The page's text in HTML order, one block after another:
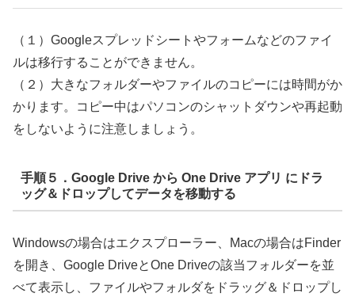
（１）Googleスプレッドシートやフォームなどのファイ
ルは移⾏することができません。
（２）⼤きなフォルダーやファイルのコピーには時間がか
かります。コピー中はパソコンのシャットダウンや再起動
をしないように注意しましょう。
手順５．GoogleDrive から One Drive アプリ にドラ
ッグ＆ドロップしてデータを移動する
Windowsの場合はエクスプローラー、Macの場合はFinder
を開き、Google DriveとOne Driveの該当フォルダーを並
べて表示し、ファイルやフォルダをドラッグ＆ドロップし